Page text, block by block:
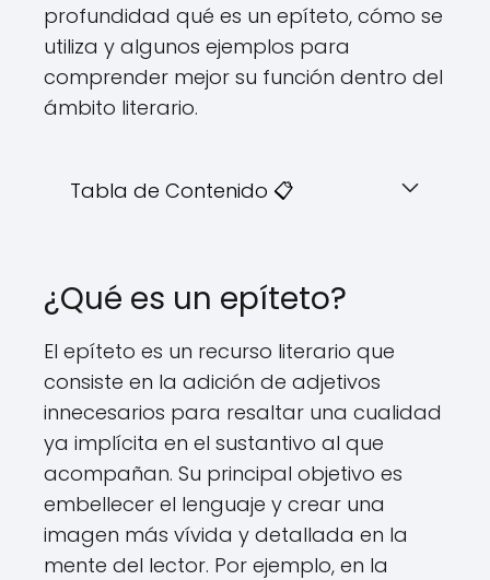
profundidad qué es un epíteto, cómo se
utiliza y algunos ejemplos para
comprender mejor su función dentro del
ámbito literario.
Tabla de Contenido 📋
¿Qué es un epíteto?
El epíteto es un recurso literario que
consiste en la adición de adjetivos
innecesarios para resaltar una cualidad
ya implícita en el sustantivo al que
acompañan. Su principal objetivo es
embellecer el lenguaje y crear una
imagen más vívida y detallada en la
mente del lector. Por ejemplo, en la